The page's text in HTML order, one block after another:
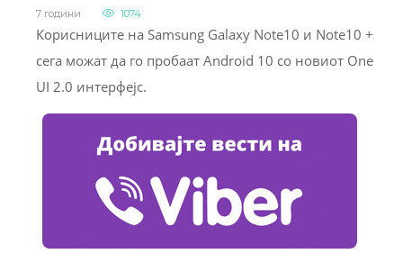
7 години 1074
Корисниците на Samsung Galaxy Note10 и Note10 +
сега можат да го пробаат Android 10 со новиот One
UI 2.0 интерфејс.